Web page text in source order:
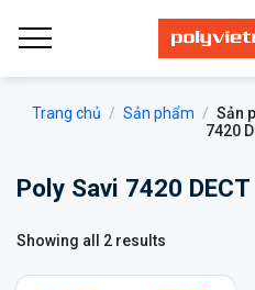
qua
Trang chủ / Sản phẩm / Sản
7420
Poly Savi 7420 DECT
Showing all 2 results